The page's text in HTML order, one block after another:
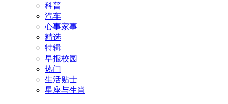
科普
汽车
心事家事
精选
特辑
早报校园
热门
生活贴士
星座与生肖